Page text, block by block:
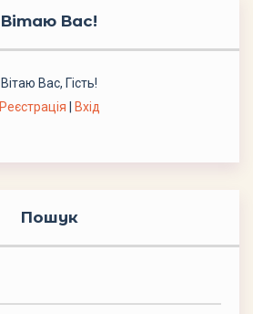
Вітаю Вас!
Вітаю Вас, Гість!
Реєстрація
Вхід
Пошук